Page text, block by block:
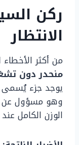
ركن
الانتظار
من أكثر
منحدر دون
يوجد جزء يُسمى
وهو مسؤول عن
الوزن الكامل عند